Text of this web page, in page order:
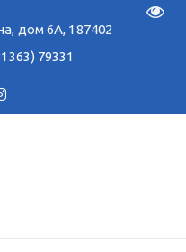
дом 6А, 187402
79331